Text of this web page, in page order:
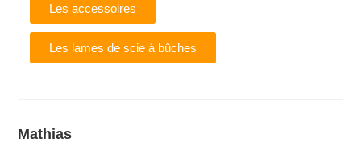
Les accessoires
Les lames de scie à bûches
Mathias